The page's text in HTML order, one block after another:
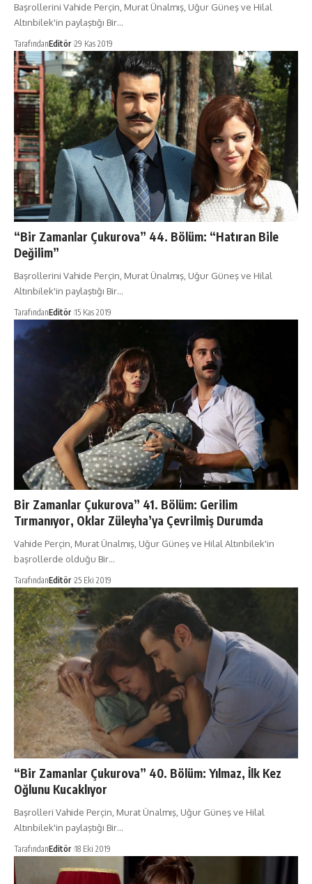
Başrollerini Vahide Perçin, Murat Ünalmış, Uğur Güneş ve Hilal
Altınbilek'in paylaştığı Bir…
TarafındanEditör 29 Kas 2019
“Bir Zamanlar Çukurova” 44. Bölüm: “Hatıran Bile
Değilim”
Başrollerini Vahide Perçin, Murat Ünalmış, Uğur Güneş ve Hilal
Altınbilek'in paylaştığı Bir…
TarafındanEditör 15 Kas 2019
Bir Zamanlar Çukurova” 41. Bölüm: Gerilim
Tırmanıyor, Oklar Züleyha’ya Çevrilmiş Durumda
Vahide Perçin, Murat Ünalmış, Uğur Güneş ve Hilal Altınbilek'in
başrollerde olduğu Bir…
TarafındanEditör 25 Eki 2019
“Bir Zamanlar Çukurova” 40. Bölüm: Yılmaz, İlk Kez
Oğlunu Kucaklıyor
Başrolleri Vahide Perçin, Murat Ünalmış, Uğur Güneş ve Hilal
Altınbilek'in paylaştığı Bir…
TarafındanEditör 18 Eki 2019